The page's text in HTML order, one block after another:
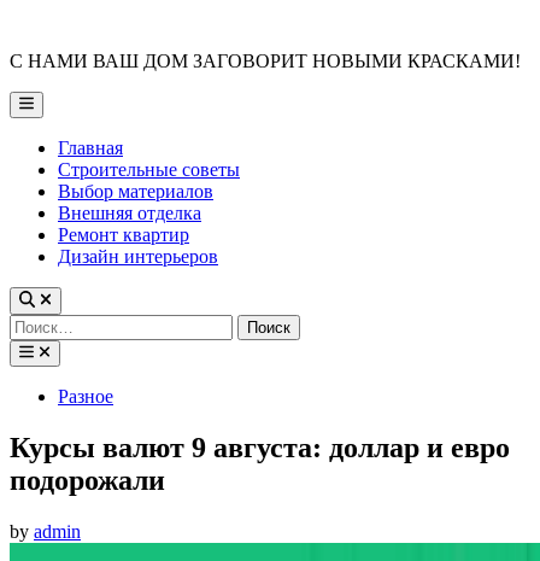
content
С НАМИ ВАШ ДОМ ЗАГОВОРИТ НОВЫМИ КРАСКАМИ!
Main
Menu
Главная
Строительные советы
Выбор материалов
Внешняя отделка
Ремонт квартир
Дизайн интерьеров
Найти:
PostedРазное
Курсы валют 9 августа: доллар и евро
подорожали
by admin